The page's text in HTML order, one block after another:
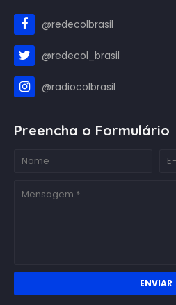
@redecolbrasil
@redecol_brasil
@radiocolbrasil
Preencha o Formulário